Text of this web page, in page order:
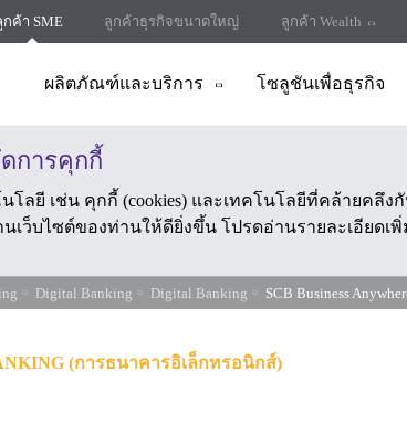
กค้า SME ลูกค้าธุรกิจขนาดใหญ่ ลูกค้า Wealth
ผลิตภัณฑ์และบริการ โซลูชันเพื่อธุรกิจ
การคุกกี้
โลยี เช่น คุกกี้ (cookies) และเทคโนโลยีที่คล้ายคลึง
เว็บไซต์ของท่านให้ดียิ่งขึ้น โปรดอ่านรายละเอียดเพิ่
Digital Banking Digital Banking SCB Business
(การธนาคารอิเล็กทรอนิกส์)